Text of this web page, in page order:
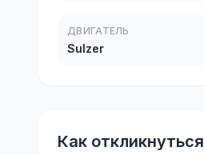
ДВИГАТЕЛЬ
Sulzer
Как откликнуться